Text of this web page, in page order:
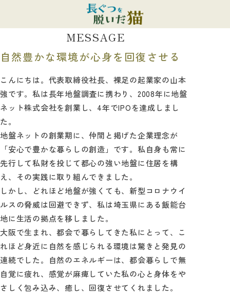
MESSAGE
自然豊かな環境が心身を回復させる
こんにちは。代表取締役社長、裸足の起業家の山本
強です。私は長年地盤調査に携わり、2008年に地盤
ネット株式会社を創業し、4年でIPOを達成しまし
た。
地盤ネットの創業期に、仲間と掲げた企業理念が
「安心で豊かな暮らしの創造」です。私自身も常に
先行して私財を投じて都心の強い地盤に住居を構
え、その実践に取り組んできました。
しかし、どれほど地盤が強くても、新型コロナウイ
ルスの脅威は回避できず、私は埼玉県にある飯能台
地に生活の拠点を移しました。
大阪で生まれ、都会で暮らしてきた私にとって、こ
れほど身近に自然を感じられる環境は驚きと発見の
連続でした。自然のエネルギーは、都会暮らしで無
自覚に疲れ、感覚が麻痺していた私の心と身体をや
さしく包み込み、癒し、回復させてくれました。